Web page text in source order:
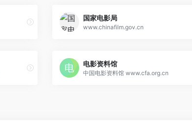
国家电影局
www.chinafilm.gov.cn
电影资料馆
中国电影资料馆 www.cfa.org.cn